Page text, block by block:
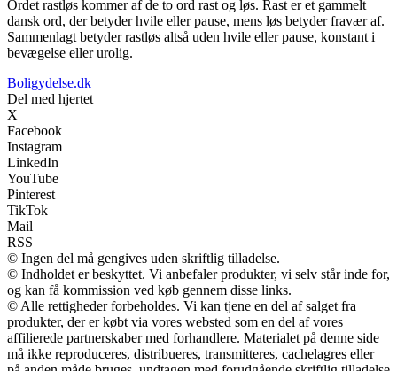
Ordet rastløs kommer af de to ord rast og løs. Rast er et gammelt
dansk ord, der betyder hvile eller pause, mens løs betyder fravær af.
Sammenlagt betyder rastløs altså uden hvile eller pause, konstant i
bevægelse eller urolig.
Boligydelse.dk
Del med hjertet
X
Facebook
Instagram
LinkedIn
YouTube
Pinterest
TikTok
Mail
RSS
© Ingen del må gengives uden skriftlig tilladelse.
© Indholdet er beskyttet. Vi anbefaler produkter, vi selv står inde for,
og kan få kommission ved køb gennem disse links.
© Alle rettigheder forbeholdes. Vi kan tjene en del af salget fra
produkter, der er købt via vores websted som en del af vores
affilierede partnerskaber med forhandlere. Materialet på denne side
må ikke reproduceres, distribueres, transmitteres, cachelagres eller